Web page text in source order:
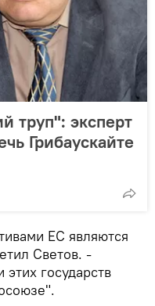
труп": эксперт
Грибаускайте
ЕС являются
Светов. -
государств